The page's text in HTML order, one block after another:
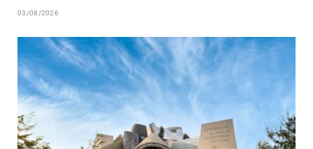
03/08/2026